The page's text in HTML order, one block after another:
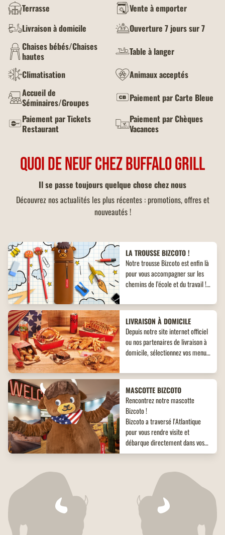
Terrasse
Vente à emporter
Livraison à domicile
Ouverture 7 jours sur 7
Chaises bébés/Chaises
hautes
Table à langer
Climatisation
Animaux acceptés
Accueil de
Séminaires/Groupes
Paiement par Carte Bleue
Paiement par Tickets
Restaurant
Paiement par Chèques
Vacances
QUOI DE NEUF CHEZ BUFFALO GRILL
Il se passe toujours quelque chose chez nous
Découvrez nos actualités les plus récentes : promotions, offres et
nouveautés !
LA TROUSSE BIZCOTO !
Notre trousse Bizcoto est enfin là
pour vous accompagner sur les
chemins de l’école et du travail !
inédit à ne pas manquer !
LIVRAISON À DOMICILE
Depuis notre site internet officiel
ou nos partenaires de livraison à
domicile, sélectionnez vos menus,
desserts. Un large choix de plats
envies !
MASCOTTE BIZCOTO
Rencontrez notre mascotte
Bizcoto !
Bizcoto a traversé l'Atlantique
pour vous rendre visite et
débarque directement dans vos
restaurants Buffalo Grill*! Venez
et offrez à vos enfants une
expérience unique et mémorable
Pour régaler vos proches à coup
sûr, offrez-leur nos chèques-
cadeaux Buffalo Grill d'une valeur
de 25€ et 50€. Un cadeau qui les
régalera à coup sûr.